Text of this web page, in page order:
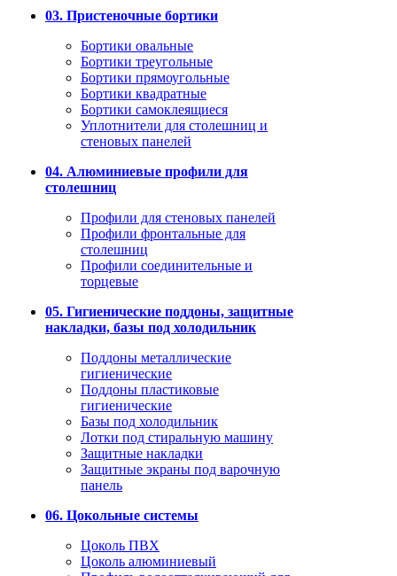
03. Пристеночные бортики
Бортики овальные
Бортики треугольные
Бортики прямоугольные
Бортики квадратные
Бортики самоклеящиеся
Уплотнители для столешниц и
стеновых панелей
04. Алюминиевые профили для
столешниц
Профили для стеновых панелей
Профили фронтальные для
столешниц
Профили соединительные и
торцевые
05. Гигиенические поддоны, защитные
накладки, базы под холодильник
Поддоны металлические
гигиенические
Поддоны пластиковые
гигиенические
Базы под холодильник
Лотки под стиральную машину
Защитные накладки
Защитные экраны под варочную
панель
06. Цокольные системы
Цоколь ПВХ
Цоколь алюминиевый